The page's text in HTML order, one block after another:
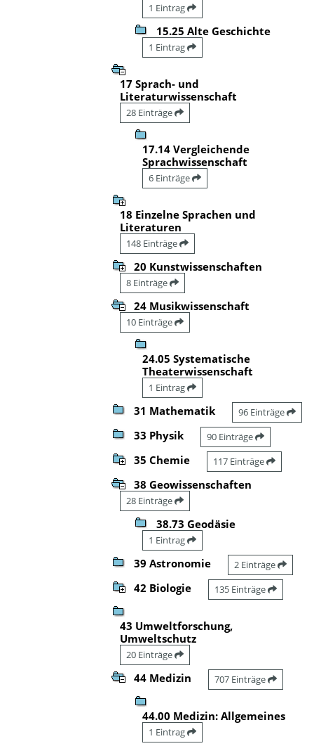
1 Eintrag
15.25 Alte Geschichte
1 Eintrag
17 Sprach- und
Literaturwissenschaft
28 Einträge
17.14 Vergleichende
Sprachwissenschaft
6 Einträge
18 Einzelne Sprachen und
Literaturen
148 Einträge
20 Kunstwissenschaften
8 Einträge
24 Musikwissenschaft
10 Einträge
24.05 Systematische
Theaterwissenschaft
1 Eintrag
31 Mathematik 96 Einträge
33 Physik 90 Einträge
35 Chemie 117 Einträge
38 Geowissenschaften
28 Einträge
38.73 Geodäsie
1 Eintrag
39 Astronomie 2 Einträge
42 Biologie 135 Einträge
43 Umweltforschung,
Umweltschutz
20 Einträge
44 Medizin 707 Einträge
44.00 Medizin: Allgemeines
1 Eintrag